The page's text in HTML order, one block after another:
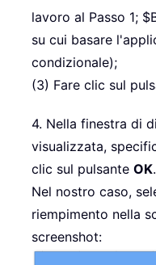
lavoro al Passo 1;
su cui basare
condizionale);
(3) Fare clic sul
4. Nella finestra di
visualizzata,
clic sul pulsante OK.
Nel nostro caso,
riempimento nella
screenshot: